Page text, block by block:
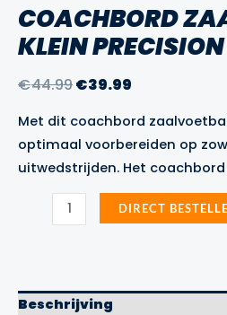
COACHBORD
KLEIN
€44.99Oorspronkelijke
was:
€44.99.
€39.99
is:
€39.99.
Met dit coachbord
optimaal voorbereiden op
uitwedstrijden. Het
Coachbord
Zaalvoetbal
DIRECT
Beschrijving